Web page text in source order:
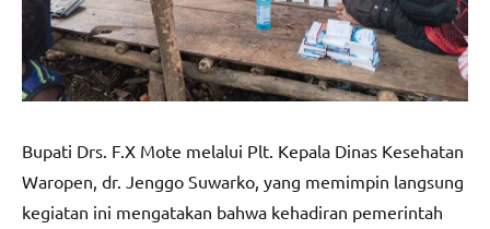
Bupati Drs. F.X Mote melalui Plt. Kepala Dinas Kesehatan
Waropen, dr. Jenggo Suwarko, yang memimpin langsung
kegiatan ini mengatakan bahwa kehadiran pemerintah